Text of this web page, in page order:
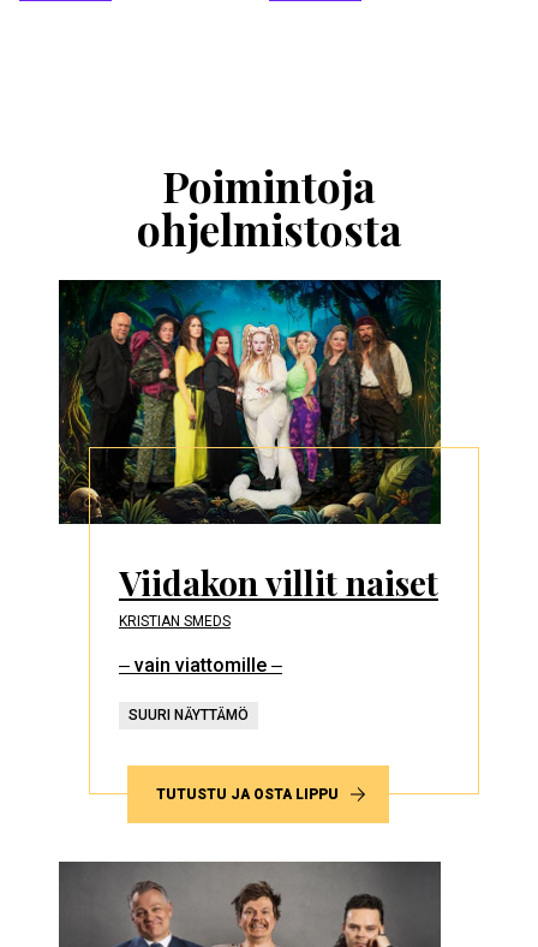
Poimintoja
ohjelmistosta
Viidakon villit naiset
KRISTIAN SMEDS
‒ vain viattomille ‒
SUURI NÄYTTÄMÖ
TUTUSTU JA OSTA LIPPU